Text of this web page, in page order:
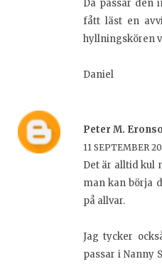
Då passar den
fått läst en
hyllningskören
Daniel
Peter M.
11 SEPTEMBER
Det är alltid kul
man kan börja
på allvar.
Jag tycker
passar i Nanny